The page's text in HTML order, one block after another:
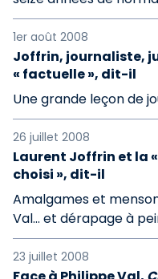
1er août 2008
Joffrin, journaliste,
« factuelle », dit-il
Une grande leçon de
26 juillet 2008
Laurent Joffrin et la
choisi », dit-il
Amalgames et
Val... et dérapage à
23 juillet 2008